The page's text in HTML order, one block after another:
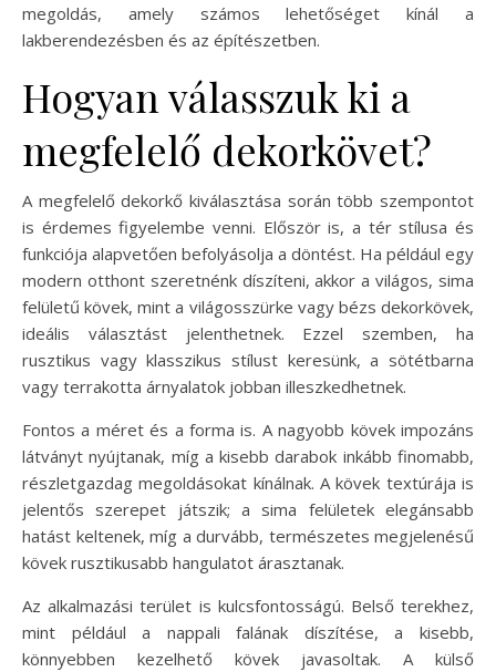
megoldás, amely számos lehetőséget kínál a
lakberendezésben és az építészetben.
Hogyan válasszuk ki a
megfelelő dekorkövet?
A megfelelő dekorkő kiválasztása során több szempontot
is érdemes figyelembe venni. Először is, a tér stílusa és
funkciója alapvetően befolyásolja a döntést. Ha például egy
modern otthont szeretnénk díszíteni, akkor a világos, sima
felületű kövek, mint a világosszürke vagy bézs dekorkövek,
ideális választást jelenthetnek. Ezzel szemben, ha
rusztikus vagy klasszikus stílust keresünk, a sötétbarna
vagy terrakotta árnyalatok jobban illeszkedhetnek.
Fontos a méret és a forma is. A nagyobb kövek impozáns
látványt nyújtanak, míg a kisebb darabok inkább finomabb,
részletgazdag megoldásokat kínálnak. A kövek textúrája is
jelentős szerepet játszik; a sima felületek elegánsabb
hatást keltenek, míg a durvább, természetes megjelenésű
kövek rusztikusabb hangulatot árasztanak.
Az alkalmazási terület is kulcsfontosságú. Belső terekhez,
mint például a nappali falának díszítése, a kisebb,
könnyebben kezelhető kövek javasoltak. A külső